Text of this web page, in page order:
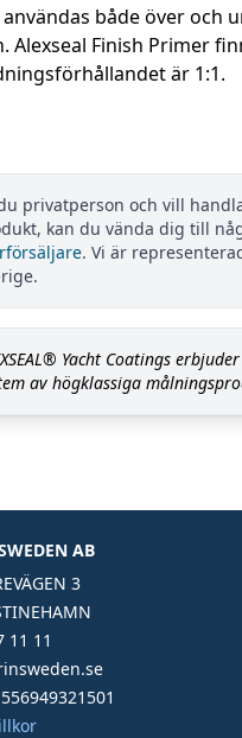
både över och
Alexseal Finish Primer
är 1:1.
privatperson och vill
kan du vända dig till
. Vi är
Yacht Coatings
av högklassiga
AB
3
11 11